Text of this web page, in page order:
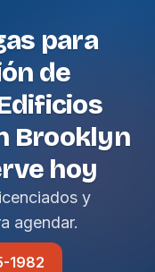
para
de
Brooklyn
hoy
y
agendar.
1982